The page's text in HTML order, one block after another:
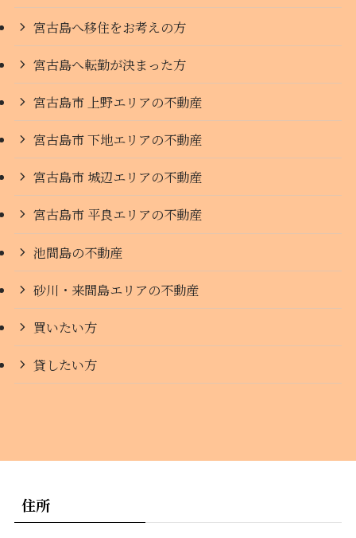
宮古島へ移住をお考えの方
宮古島へ転勤が決まった方
宮古島市 上野エリアの不動産
宮古島市 下地エリアの不動産
宮古島市 城辺エリアの不動産
宮古島市 平良エリアの不動産
池間島の不動産
砂川・来間島エリアの不動産
買いたい方
貸したい方
住所